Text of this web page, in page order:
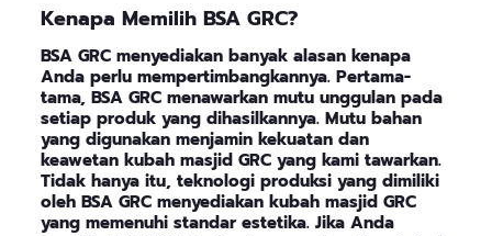
Kenapa Memilih BSA GRC?
BSA GRC menyediakan banyak alasan kenapa
Anda perlu mempertimbangkannya. Pertama-
tama, BSA GRC menawarkan mutu unggulan pada
setiap produk yang dihasilkannya. Mutu bahan
yang digunakan menjamin kekuatan dan
keawetan kubah masjid GRC yang kami tawarkan.
Tidak hanya itu, teknologi produksi yang dimiliki
oleh BSA GRC menyediakan kubah masjid GRC
yang memenuhi standar estetika. Jika Anda